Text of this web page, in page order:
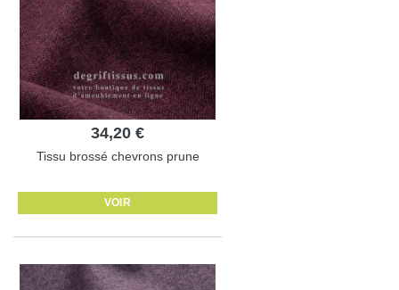
34,20 €
Tissu brossé chevrons prune
VOIR